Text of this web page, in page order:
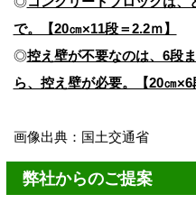
で。【20㎝×11段＝2.2ｍ】
◎控え壁が不要なのは、6段
ら、控え壁が必要。【20㎝×6
画像出典：国土交通省
弊社からのご提案